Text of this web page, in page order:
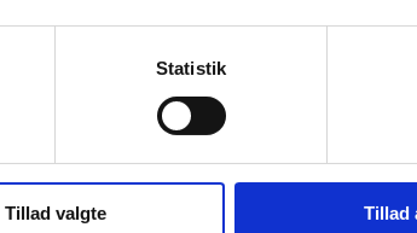
Statistik
Tillad valgte Tillad